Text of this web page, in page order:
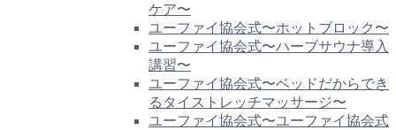
ケア〜
ユーファイ協会式〜ホットブロック〜
ユーファイ協会式〜ハーブサウナ導入
講習〜
ユーファイ協会式〜ベッドだからでき
るタイストレッチマッサージ〜
ユーファイ協会式〜ユーファイ協会式